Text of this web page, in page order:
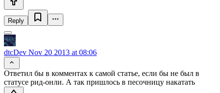
Reply
dtcDev Nov 20 2013 at 08:06
Ответил бы в комментах к самой статье, если бы не был в
статусе рид-онли. А так пришлось в песочницу накатать